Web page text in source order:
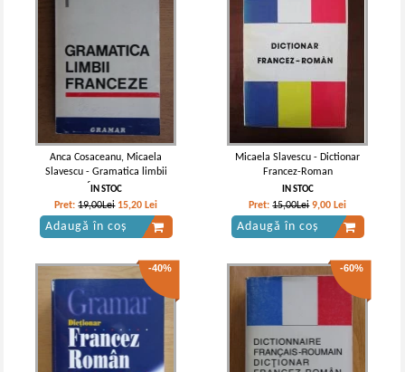
Anca Cosaceanu, Micaela
Slavescu - Gramatica limbii
franceze
IN STOC
Pret:19,00Lei 15,20 Lei
Adaugă în coș
Micaela Slavescu - Dictionar
Francez-Roman
IN STOC
Pret:15,00Lei 9,00 Lei
Adaugă în coș
-40% -60%